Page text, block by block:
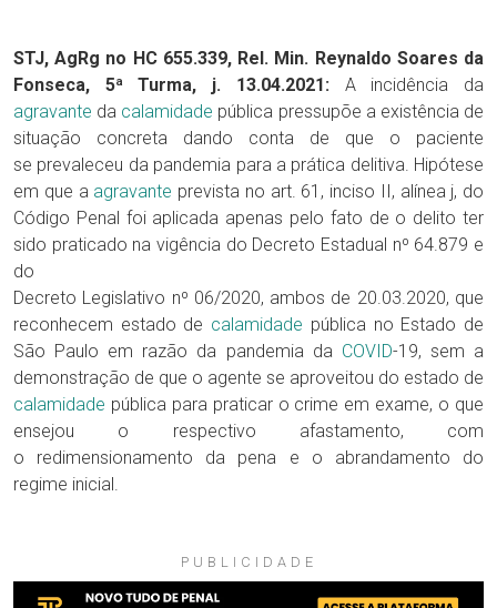
STJ, AgRg no HC 655.339, Rel. Min. Reynaldo Soares da
Fonseca, 5ª Turma, j. 13.04.2021: A incidência da
agravante da calamidade pública pressupõe a existência de
situação concreta dando conta de que o paciente
se prevaleceu da pandemia para a prática delitiva. Hipótese
em que a agravante prevista no art. 61, inciso II, alínea j, do
Código Penal foi aplicada apenas pelo fato de o delito ter
sido praticado na vigência do Decreto Estadual nº 64.879 e
do
Decreto Legislativo nº 06/2020, ambos de 20.03.2020, que
reconhecem estado de calamidade pública no Estado de
São Paulo em razão da pandemia da COVID-19, sem a
demonstração de que o agente se aproveitou do estado de
calamidade pública para praticar o crime em exame, o que
ensejou o respectivo afastamento, com
o redimensionamento da pena e o abrandamento do
regime inicial.
PUBLICIDADE